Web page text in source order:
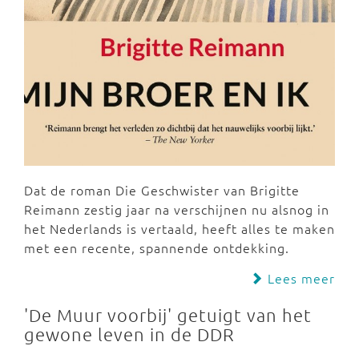
Dat de roman Die Geschwister van Brigitte
Reimann zestig jaar na verschijnen nu alsnog in
het Nederlands is vertaald, heeft alles te maken
met een recente, spannende ontdekking.
Lees meer
'De Muur voorbij' getuigt van het
gewone leven in de DDR